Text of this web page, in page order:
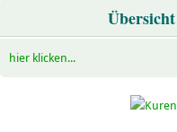
hier klicken...